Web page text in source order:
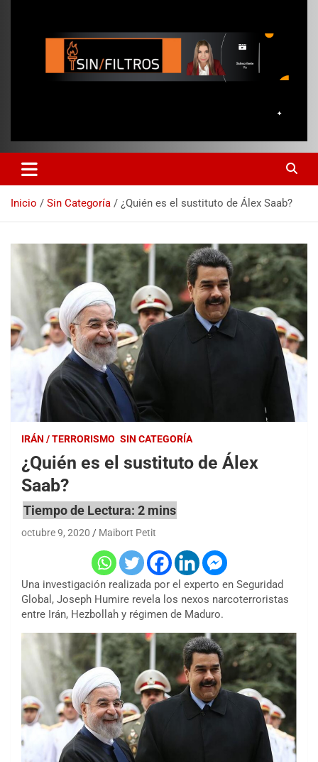
Inicio Sin Categoría ¿Quién es el sustituto de Álex Saab?
IRÁN / TERRORISMO SIN CATEGORÍA
¿Quién es el sustituto de Álex
Saab?
octubre 9, 2020 Maibort Petit
Una investigación realizada por el experto en Seguridad
Global, Joseph Humire revela los nexos narcoterroristas
entre Irán, Hezbollah y régimen de Maduro.